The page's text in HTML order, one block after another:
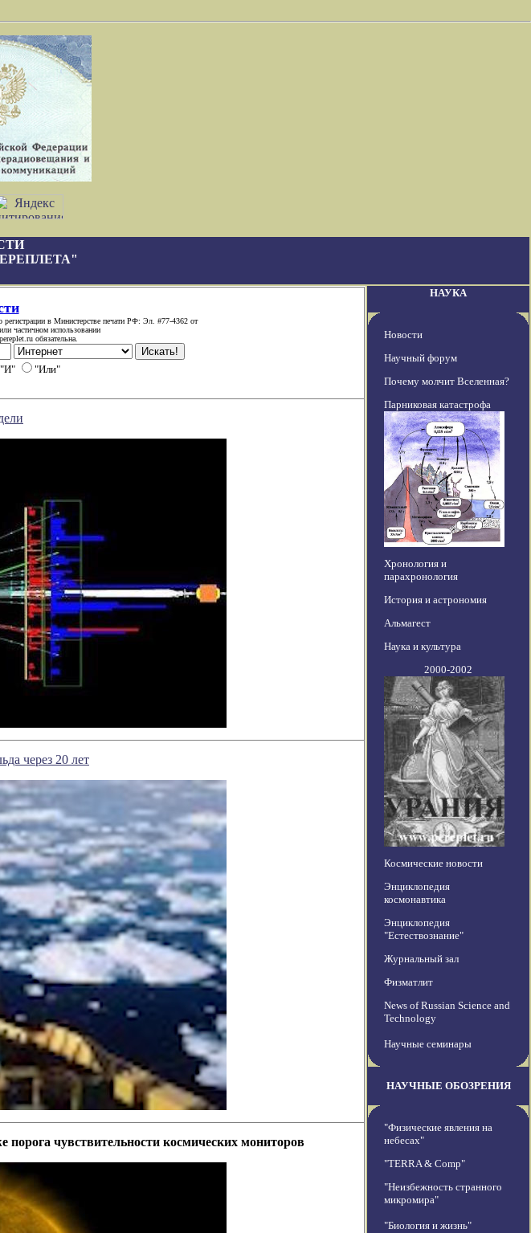
регистрации в Министерстве печати РФ: Эл. #77-4362 от
частичном использовании
обязательна.
"И" "Или"
через 20 лет
чувствительности космических мониторов
НАУКА
Новости
Научный форум
Почему молчит Вселенная?
Парниковая катастрофа
Хронология и
парахронология
История и астрономия
Альмагест
Наука и культура
2000-2002
Космические новости
Энциклопедия
космонавтика
Энциклопедия
"Естествознание"
Журнальный зал
Физматлит
News of Russian Science and
Technology
Научные семинары
НАУЧНЫЕ ОБОЗРЕНИЯ
"Физические явления на
небесах"
"TERRA & Comp"
"Неизбежность странного
микромира"
"Биология и жизнь"